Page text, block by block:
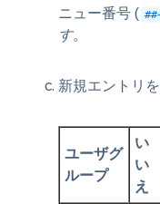
ニュー番号 (
す。
新規エントリ
ユーザグ
ループ
い
い
え